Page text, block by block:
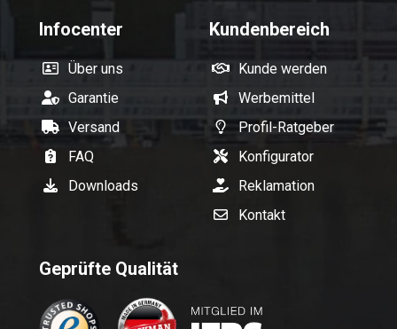
Infocenter
Über uns
Garantie
Versand
FAQ
Downloads
Kundenbereich
Kunde werden
Werbemittel
Profil-Ratgeber
Konfigurator
Reklamation
Kontakt
Geprüfte Qualität